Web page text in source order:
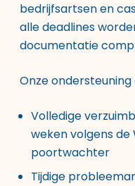
bedrijfsartsen en
alle deadlines
documentatie
Onze
Volledige
weken volgens
poortwachter
Tijdige